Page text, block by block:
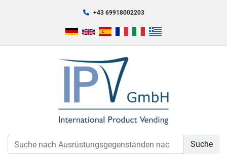
+43 69918002203
Suche